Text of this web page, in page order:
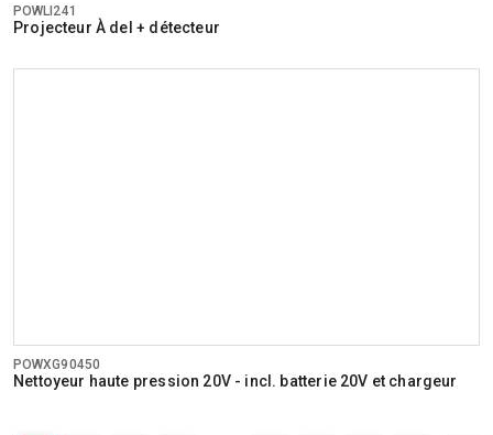
POWLI241
Projecteur À del + détecteur
POWXG90450
Nettoyeur haute pression 20V - incl. batterie 20V et chargeur